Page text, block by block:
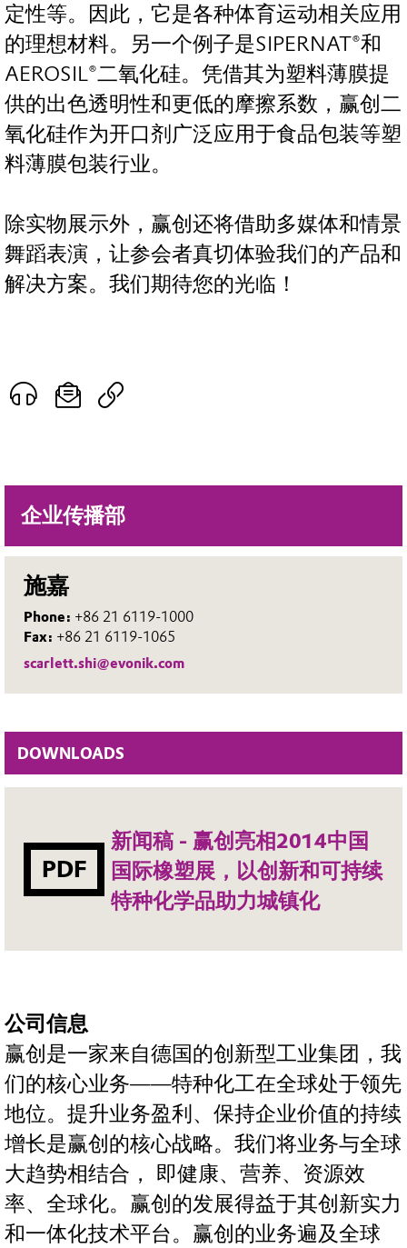
企业传播部
施嘉
Phone: +86 21 6119-1000
Fax: +86 21 6119-1065
scarlett.shi@evonik.com
DOWNLOADS
PDF
新闻稿 - 赢创亮相2014中国
国际橡塑展，以创新和可持续
特种化学品助力城镇化
定性等。因此，它是各种体育运动相关应用
的理想材料。另一个例子是SIPERNAT®和
AEROSIL®二氧化硅。凭借其为塑料薄膜提
供的出色透明性和更低的摩擦系数，赢创二
氧化硅作为开口剂广泛应用于食品包装等塑
料薄膜包装行业。
除实物展示外，赢创还将借助多媒体和情景
舞蹈表演，让参会者真切体验我们的产品和
解决方案。我们期待您的光临！
公司信息
赢创是一家来自德国的创新型工业集团，我
们的核心业务——特种化工在全球处于领先
地位。提升业务盈利、保持企业价值的持续
增长是赢创的核心战略。我们将业务与全球
大趋势相结合， 即健康、营养、资源效
率、全球化。赢创的发展得益于其创新实力
和一体化技术平台。赢创的业务遍及全球